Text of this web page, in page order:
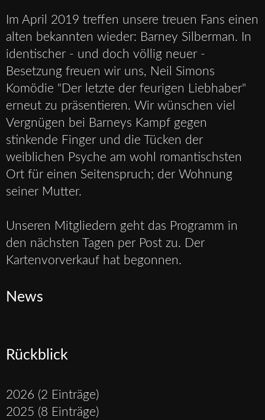
Im April 2019 treffen unsere treuen Fans einen
alten bekannten wieder: Barney Silberman. In
identischer - und doch völlig neuer -
Besetzung freuen wir uns, Neil Simons
Komödie "Der letzte der feurigen Liebhaber"
erneut zu präsentieren. Wir wünschen viel
Vergnügen bei Barneys Kampf gegen
stinkende Finger und die Tücken der
weiblichen Psyche am wohl romantischsten
Ort für einen Seitenspruch; der Wohnung
seiner Mutter.
Unseren Mitgliedern geht das Programm in
den nächsten Tagen per Post zu. Der
Kartenvorverkauf hat begonnen.
News
Rückblick
2026 (2 Einträge)
2025 (8 Einträge)